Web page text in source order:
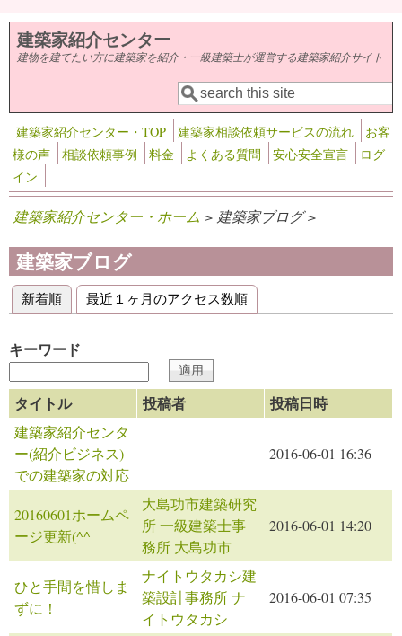
メインコンテンツに移動
建築家紹介センター
建物を建てたい方に建築家を紹介・一級建築士が運営する建築家紹介サイト
検索フォーム
検索
建築家紹介センター・TOP 建築家相談依頼サービスの流れ
お客
様の声
相談依頼事例 料金 よくある質問 安心安全宣言
ログ
イン
建築家紹介センター・ホーム > 建築家ブログ >
建築家ブログ
プライマリータブ
新着順 (アクティブなタブ)
最近１ヶ月のアクセス数順
キーワード
タイトル 投稿者 投稿日時
建築家紹介センタ
ー(紹介ビジネス)
での建築家の対応
2016-06-01 16:36
20160601ホームペ
ージ更新(^^ゞ
大島功市建築研究
所 一級建築士事
務所 大島功市
2016-06-01 14:20
ひと手間を惜しま
ずに！
ナイトウタカシ建
築設計事務所 ナ
イトウタカシ
2016-06-01 07:35